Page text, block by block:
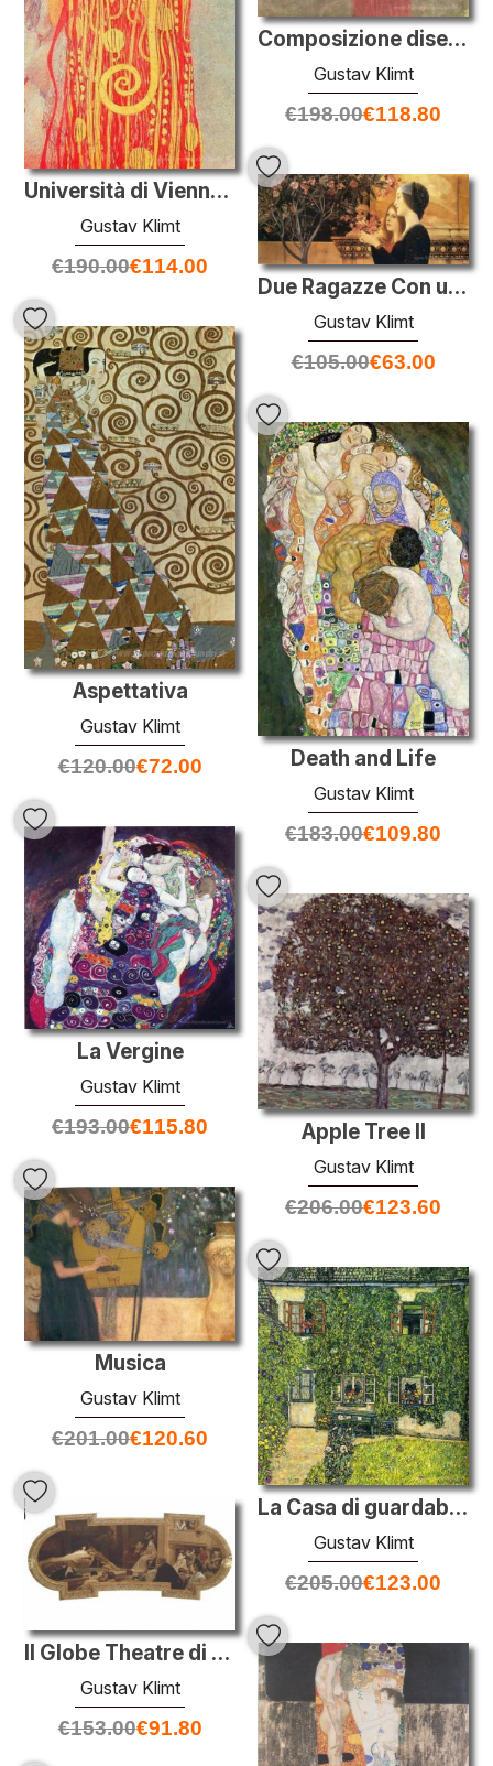
Composizione disegno Painted alla medicina
Gustav Klimt
€198.00€118.80
Università di Vienna dipinti a parete (Medicina), particolare ch
Gustav Klimt
€190.00€114.00
Due Ragazze Con un oleandro
Gustav Klimt
€105.00€63.00
Aspettativa
Gustav Klimt
€120.00€72.00 Death and Life
Gustav Klimt
€183.00€109.80
La Vergine
Gustav Klimt
€193.00€115.80 Apple Tree II
Gustav Klimt
€206.00€123.60
Musica
Gustav Klimt
€201.00€120.60
La Casa di guardaboschi
Gustav Klimt
€205.00€123.00
Il Globe Theatre di Londra
Gustav Klimt
€153.00€91.80